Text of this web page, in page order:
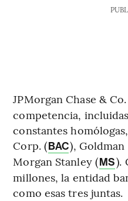
JPMorgan Chase &
competencia,
constantes
Corp. (BAC),
Morgan Stanley (MS).
millones, la entidad
como esas tres juntas.